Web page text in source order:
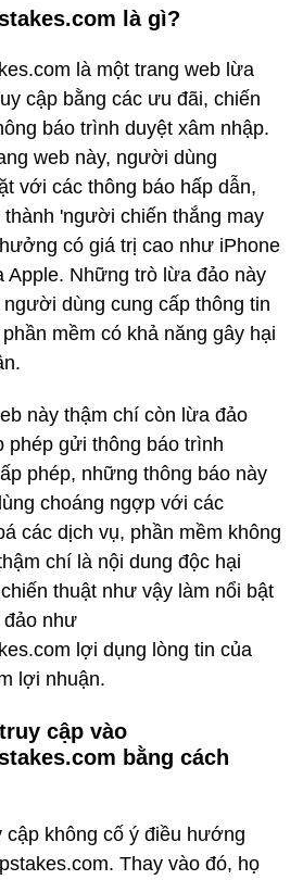
là gì?
là một trang web lừa
cập bằng các ưu đãi, chiến
báo trình duyệt xâm nhập.
web này, người dùng
với các thông báo hấp dẫn,
'người chiến thắng may
có giá trị cao như iPhone
Apple. Những trò lừa đảo này
dùng cung cấp thông tin
mềm có khả năng gây hại
này thậm chí còn lừa đảo
phép gửi thông báo trình
phép, những thông báo này
choáng ngợp với các
các dịch vụ, phần mềm không
chí là nội dung độc hại
thuật như vậy làm nổi bật
đảo như
lợi dụng lòng tin của
lợi nhuận.
cập vào
bằng cách
cập không cố ý điều hướng
Thay vào đó, họ